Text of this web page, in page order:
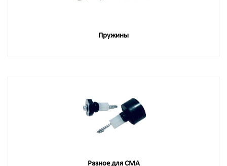
Пружины
Разное для СМА